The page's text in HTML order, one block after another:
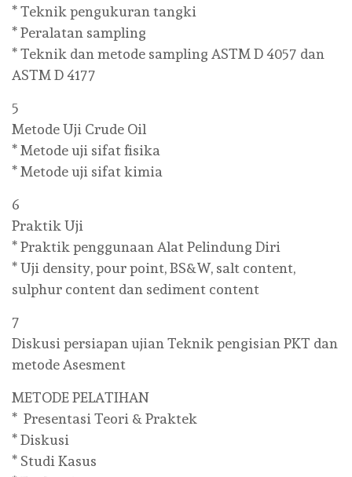
* Teknik pengukuran tangki
* Peralatan sampling
* Teknik dan metode sampling ASTM D 4057 dan
ASTM D 4177
5
Metode Uji Crude Oil
* Metode uji sifat fisika
* Metode uji sifat kimia
6
Praktik Uji
* Praktik penggunaan Alat Pelindung Diri
* Uji density, pour point, BS&W, salt content,
sulphur content dan sediment content
7
Diskusi persiapan ujian Teknik pengisian PKT dan
metode Asesment
METODE PELATIHAN
* Presentasi Teori & Praktek
* Diskusi
* Studi Kasus